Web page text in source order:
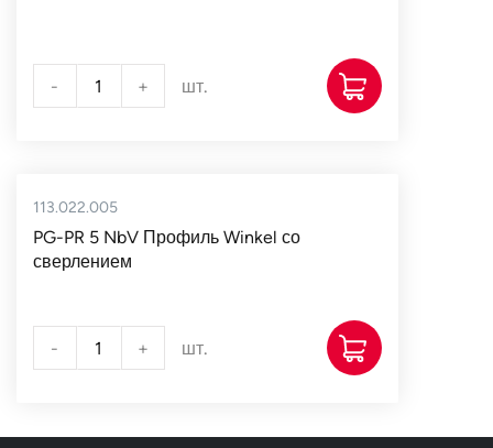
- + шт.
113.022.005
PG-PR 5 NbV Профиль Winkel со
сверлением
- + шт.